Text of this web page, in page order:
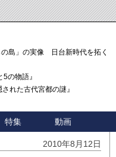
島」の実像 日台新時代を拓く「3
の物語』
れた古代宮都の謎』
特集 動画
2010年8月12日